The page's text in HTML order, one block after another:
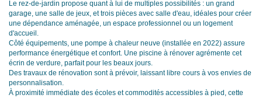
Le rez-de-jardin propose quant à lui de multiples possibilités : un grand
garage, une salle de jeux, et trois pièces avec salle d'eau, idéales pour créer
une dépendance aménagée, un espace professionnel ou un logement
d'accueil.
Côté équipements, une pompe à chaleur neuve (installée en 2022) assure
performance énergétique et confort. Une piscine à rénover agrémente cet
écrin de verdure, parfait pour les beaux jours.
Des travaux de rénovation sont à prévoir, laissant libre cours à vos envies de
personnalisation.
À proximité immédiate des écoles et commodités accessibles à pied, cette